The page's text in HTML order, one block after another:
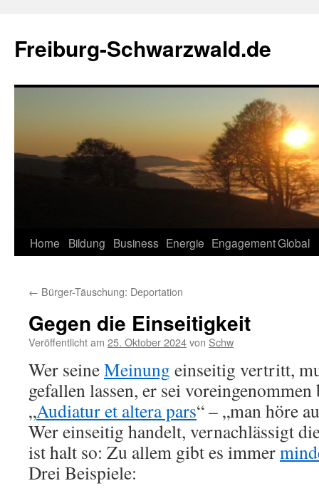
springen
Freiburg-Schwarzwald.de
Home Bildung Business Energie EngagementGlobal
← Bürger-Täuschung: Deportation
Gegen die Einseitigkeit
Veröffentlicht am 25. Oktober 2024von Schw
Wer seineMeinung einseitig vertritt,
gefallen lassen, er sei
„Audiatur et altera pars“ – „man höre
Wer einseitig handelt, vernachlässigt
ist halt so: Zu allem gibt es immer
Drei Beispiele: